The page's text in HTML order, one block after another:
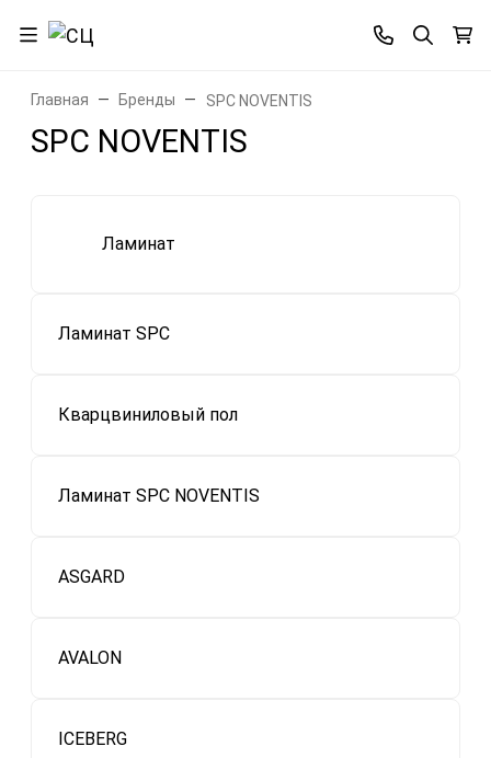
Главная Бренды SPC NOVENTIS
SPC NOVENTIS
Ламинат
Ламинат SPC
Кварцвиниловый пол
Ламинат SPC NOVENTIS
ASGARD
AVALON
ICEBERG